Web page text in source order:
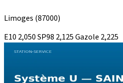
Limoges (87000)
E10 2,050SP98 2,125Gazole 2,225